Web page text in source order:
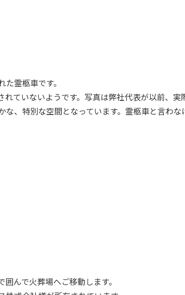
た霊柩車です。
ていないようです。写真は弊社代表が以前、
、特別な空間となっています。霊柩車と言わ
んで火葬場へご移動します。